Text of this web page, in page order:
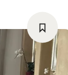
Salva
come